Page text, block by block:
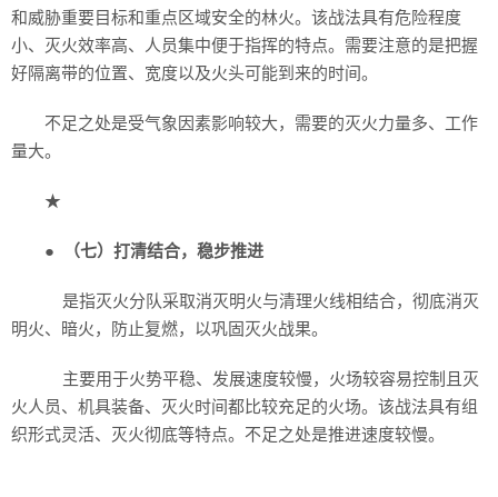
和威胁重要目标和重点区域安全的林火。该战法具有危险程度
小、灭火效率高、人员集中便于指挥的特点。需要注意的是把握
好隔离带的位置、宽度以及火头可能到来的时间。
不足之处是受气象因素影响较大，需要的灭火力量多、工作
量大。
★
● （七）打清结合，稳步推进
是指灭火分队采取消灭明火与清理火线相结合，彻底消灭
明火、暗火，防止复燃，以巩固灭火战果。
主要用于火势平稳、发展速度较慢，火场较容易控制且灭
火人员、机具装备、灭火时间都比较充足的火场。该战法具有组
织形式灵活、灭火彻底等特点。不足之处是推进速度较慢。